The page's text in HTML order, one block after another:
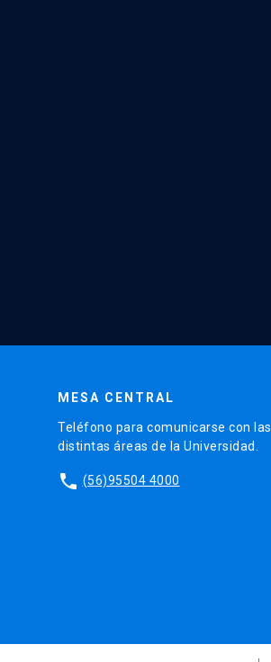
MESA CENTRAL
Teléfono para comunicarse con las
distintas áreas de la Universidad.
phone (56)95504 4000